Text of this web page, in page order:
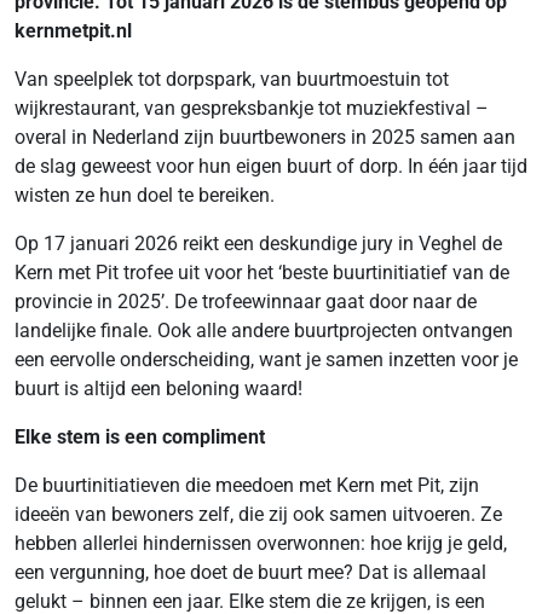
kernmetpit.nl
Van speelplek tot dorpspark, van buurtmoestuin tot
wijkrestaurant, van gespreksbankje tot muziekfestival –
overal in Nederland zijn buurtbewoners in 2025 samen aan
de slag geweest voor hun eigen buurt of dorp. In één jaar tijd
wisten ze hun doel te bereiken.
Op 17 januari 2026 reikt een deskundige jury in Veghel de
Kern met Pit trofee uit voor het ‘beste buurtinitiatief van de
provincie in 2025’. De trofeewinnaar gaat door naar de
landelijke finale. Ook alle andere buurtprojecten ontvangen
een eervolle onderscheiding, want je samen inzetten voor je
buurt is altijd een beloning waard!
Elke stem is een compliment
De buurtinitiatieven die meedoen met Kern met Pit, zijn
ideeën van bewoners zelf, die zij ook samen uitvoeren. Ze
hebben allerlei hindernissen overwonnen: hoe krijg je geld,
een vergunning, hoe doet de buurt mee? Dat is allemaal
gelukt – binnen een jaar. Elke stem die ze krijgen, is een